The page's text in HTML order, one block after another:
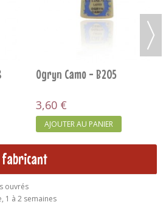
Ogryn Camo - B205
3,60 €
AJOUTER AU PANIER
fabricant
ouvrés
1 à 2 semaines